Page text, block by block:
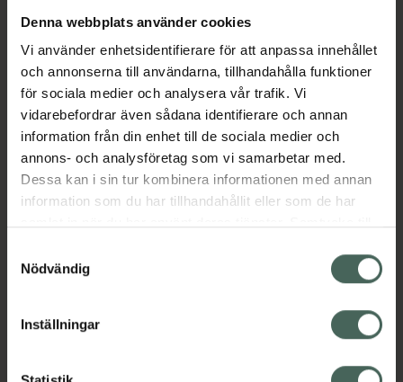
Denna webbplats använder cookies
Vi använder enhetsidentifierare för att anpassa innehållet
och annonserna till användarna, tillhandahålla funktioner
för sociala medier och analysera vår trafik. Vi
vidarebefordrar även sådana identifierare och annan
information från din enhet till de sociala medier och
annons- och analysföretag som vi samarbetar med.
Dessa kan i sin tur kombinera informationen med annan
information som du har tillhandahållit eller som de har
återkalla ditt samtycke via webbplatsens
cookieinställningar. Ett återkallat samtycke påverkar inte
lagligheten av behandling som skett innan återkallelsen.
Nödvändig
Inställningar
Beskrivning Dölj
Läs alltid bipacksedeln innan
användning.
EAN:
07046260525054